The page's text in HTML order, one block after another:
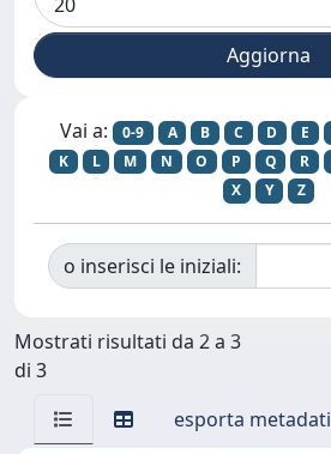
Vai a: 0-9 A B C D E
K
L M N O P Q R
X
Y Z
o inserisci le iniziali:
Mostrati risultati da 2 a 3
di 3
esporta metadati